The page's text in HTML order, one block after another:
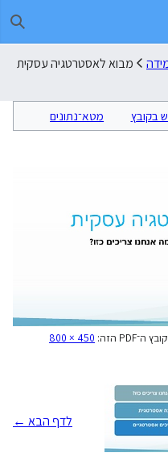
מבוא לאסטרטגיה עסקית
בקובץ מטא־נתונים
800 × 450
לדף הבא ←